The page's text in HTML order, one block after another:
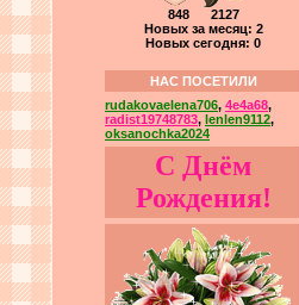
848 2127
Новых за месяц: 2
Новых сегодня: 0
НАС ПОСЕТИЛИ
rudakovaelena706, 4e4a68,
radist19748783, lenlen9112,
oksanochka2024
С Днём
Рождения!